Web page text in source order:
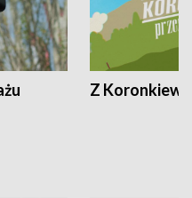
Z